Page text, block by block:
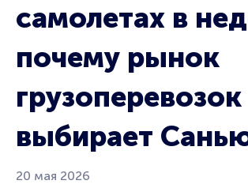
самолетах в
почему рынок
грузоперевозок
выбирает
20 мая 2026